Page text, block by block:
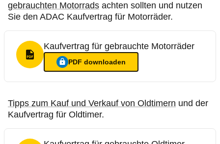
gebrauchten Motorrads achten sollten und nutzen
Sie den ADAC Kaufvertrag für Motorräder.
PDF Format
Kaufvertrag für gebrauchte Motorräder
Ein Login ist nötig für
PDF downloaden
Kaufvertrag für gebrauchte
Tipps zum Kauf und Verkauf von Oldtimern und der
Kaufvertrag für Oldtimer.